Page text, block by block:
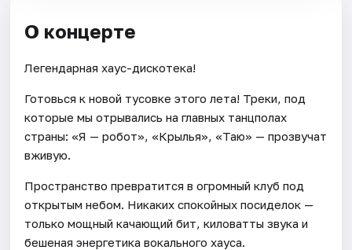
О концерте
Легендарная хаус-дискотека!
Готовься к новой тусовке этого лета! Треки, под
которые мы отрывались на главных танцполах
страны: «Я — робот», «Крылья», «Таю» — прозвучат
вживую.
Пространство превратится в огромный клуб под
открытым небом. Никаких спокойных посиделок —
только мощный качающий бит, киловатты звука и
бешеная энергетика вокального хауса.